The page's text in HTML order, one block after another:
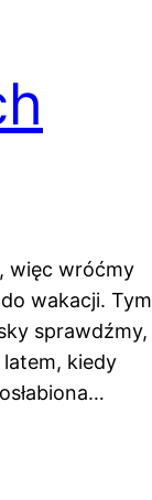
więc wróćmy
wakacji. Tym
sprawdźmy,
kiedy